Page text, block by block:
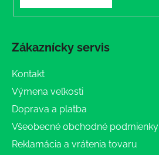
Zákaznícky servis
Kontakt
Výmena veľkosti
Doprava a platba
Všeobecné obchodné podmienky
Reklamácia a vrátenia tovaru